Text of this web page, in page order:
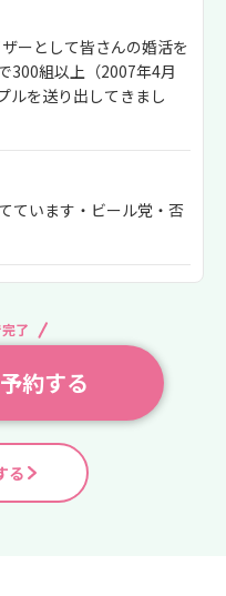
ーとして皆さんの婚活を
300組以上（2007年4月
ルを送り出してきまし
ています・ビール党・否
了
約する
る